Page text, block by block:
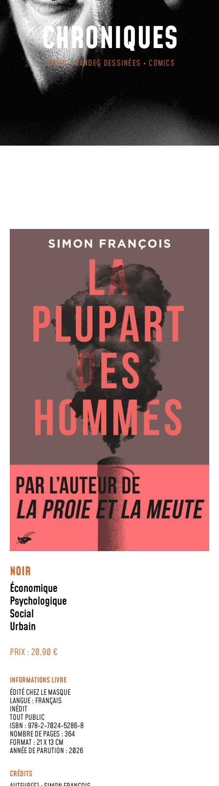
CHRONIQUES
LIVRES • BANDES DESSINÉES • COMICS
NOIR
Économique
Psychologique
Social
Urbain
PRIX : 20,90 €
INFORMATIONS LIVRE
ÉDITÉ CHEZLE MASQUE
LANGUE : FRANÇAIS
INÉDIT
TOUT PUBLIC
ISBN : 978-2-7024-5286-8
NOMBRE DE PAGES : 364
FORMAT : 21 X 13 CM
ANNÉE DE PARUTION : 2026
CRÉDITS